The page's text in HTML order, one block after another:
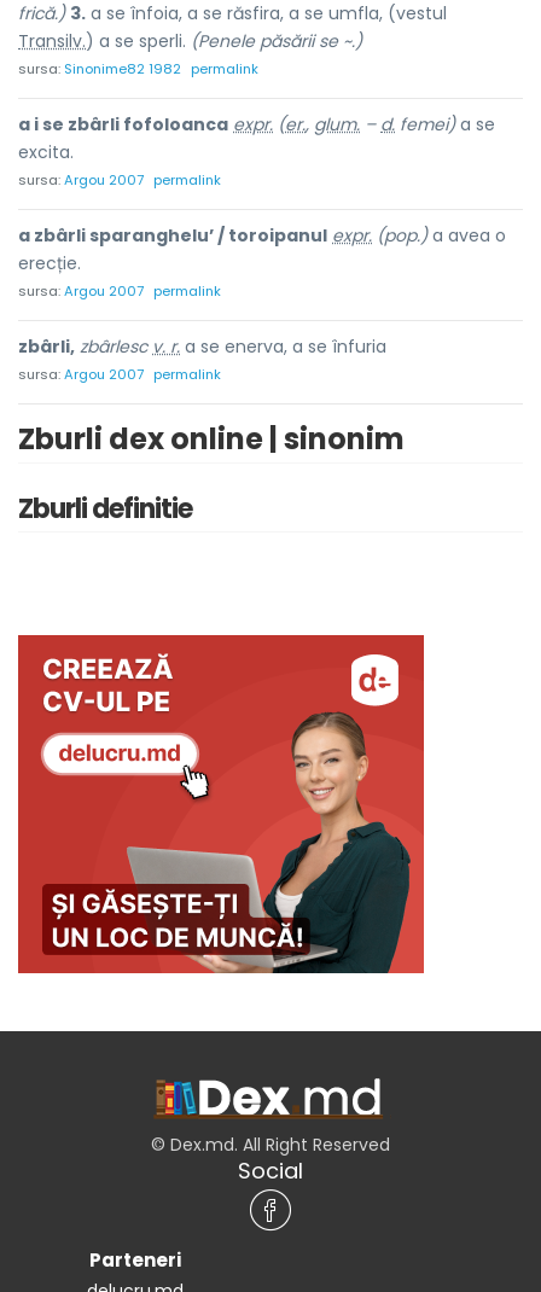
frică.) 3. a se înfoia, a se răsfira, a se umfla, (vestul
Transilv.) a se sperli. (Penele păsării se ~.)
sursa: Sinonime82 1982 permalink
a i se zbârli fofoloanca expr. (er., glum. – d. femei)a se
excita.
sursa:Argou 2007 permalink
a zbârli sparanghelu’ / toroipanul expr. (pop.)a avea o
erecție.
sursa:Argou 2007 permalink
zbârli, zbârlescv. r. a se enerva, a se înfuria
sursa:Argou 2007 permalink
Zburli dex online | sinonim
Zburli definitie
© Dex.md. All Right Reserved
Social
Parteneri